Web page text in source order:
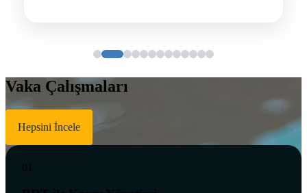
Vaka Çalışmaları
Hepsini İncele
01